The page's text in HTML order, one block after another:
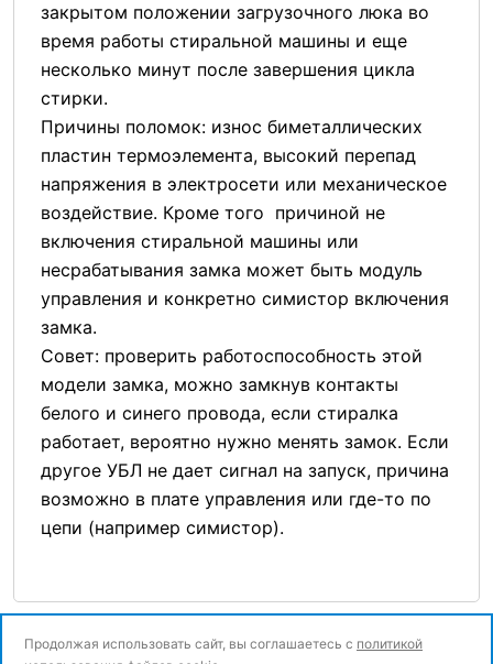
закрытом положении загрузочного люка во
время работы стиральной машины и еще
несколько минут после завершения цикла
стирки.
Причины поломок: износ биметаллических
пластин термоэлемента, высокий перепад
напряжения в электросети или механическое
воздействие. Кроме того причиной не
включения стиральной машины или
несрабатывания замка может быть модуль
управления и конкретно симистор включения
замка.
Совет: проверить работоспособность этой
модели замка, можно замкнув контакты
белого и синего провода, если стиралка
работает, вероятно нужно менять замок. Если
другое УБЛ не дает сигнал на запуск, причина
возможно в плате управления или где-то по
цепи (например симистор).
Продолжая использовать сайт, вы соглашаетесь с политикой